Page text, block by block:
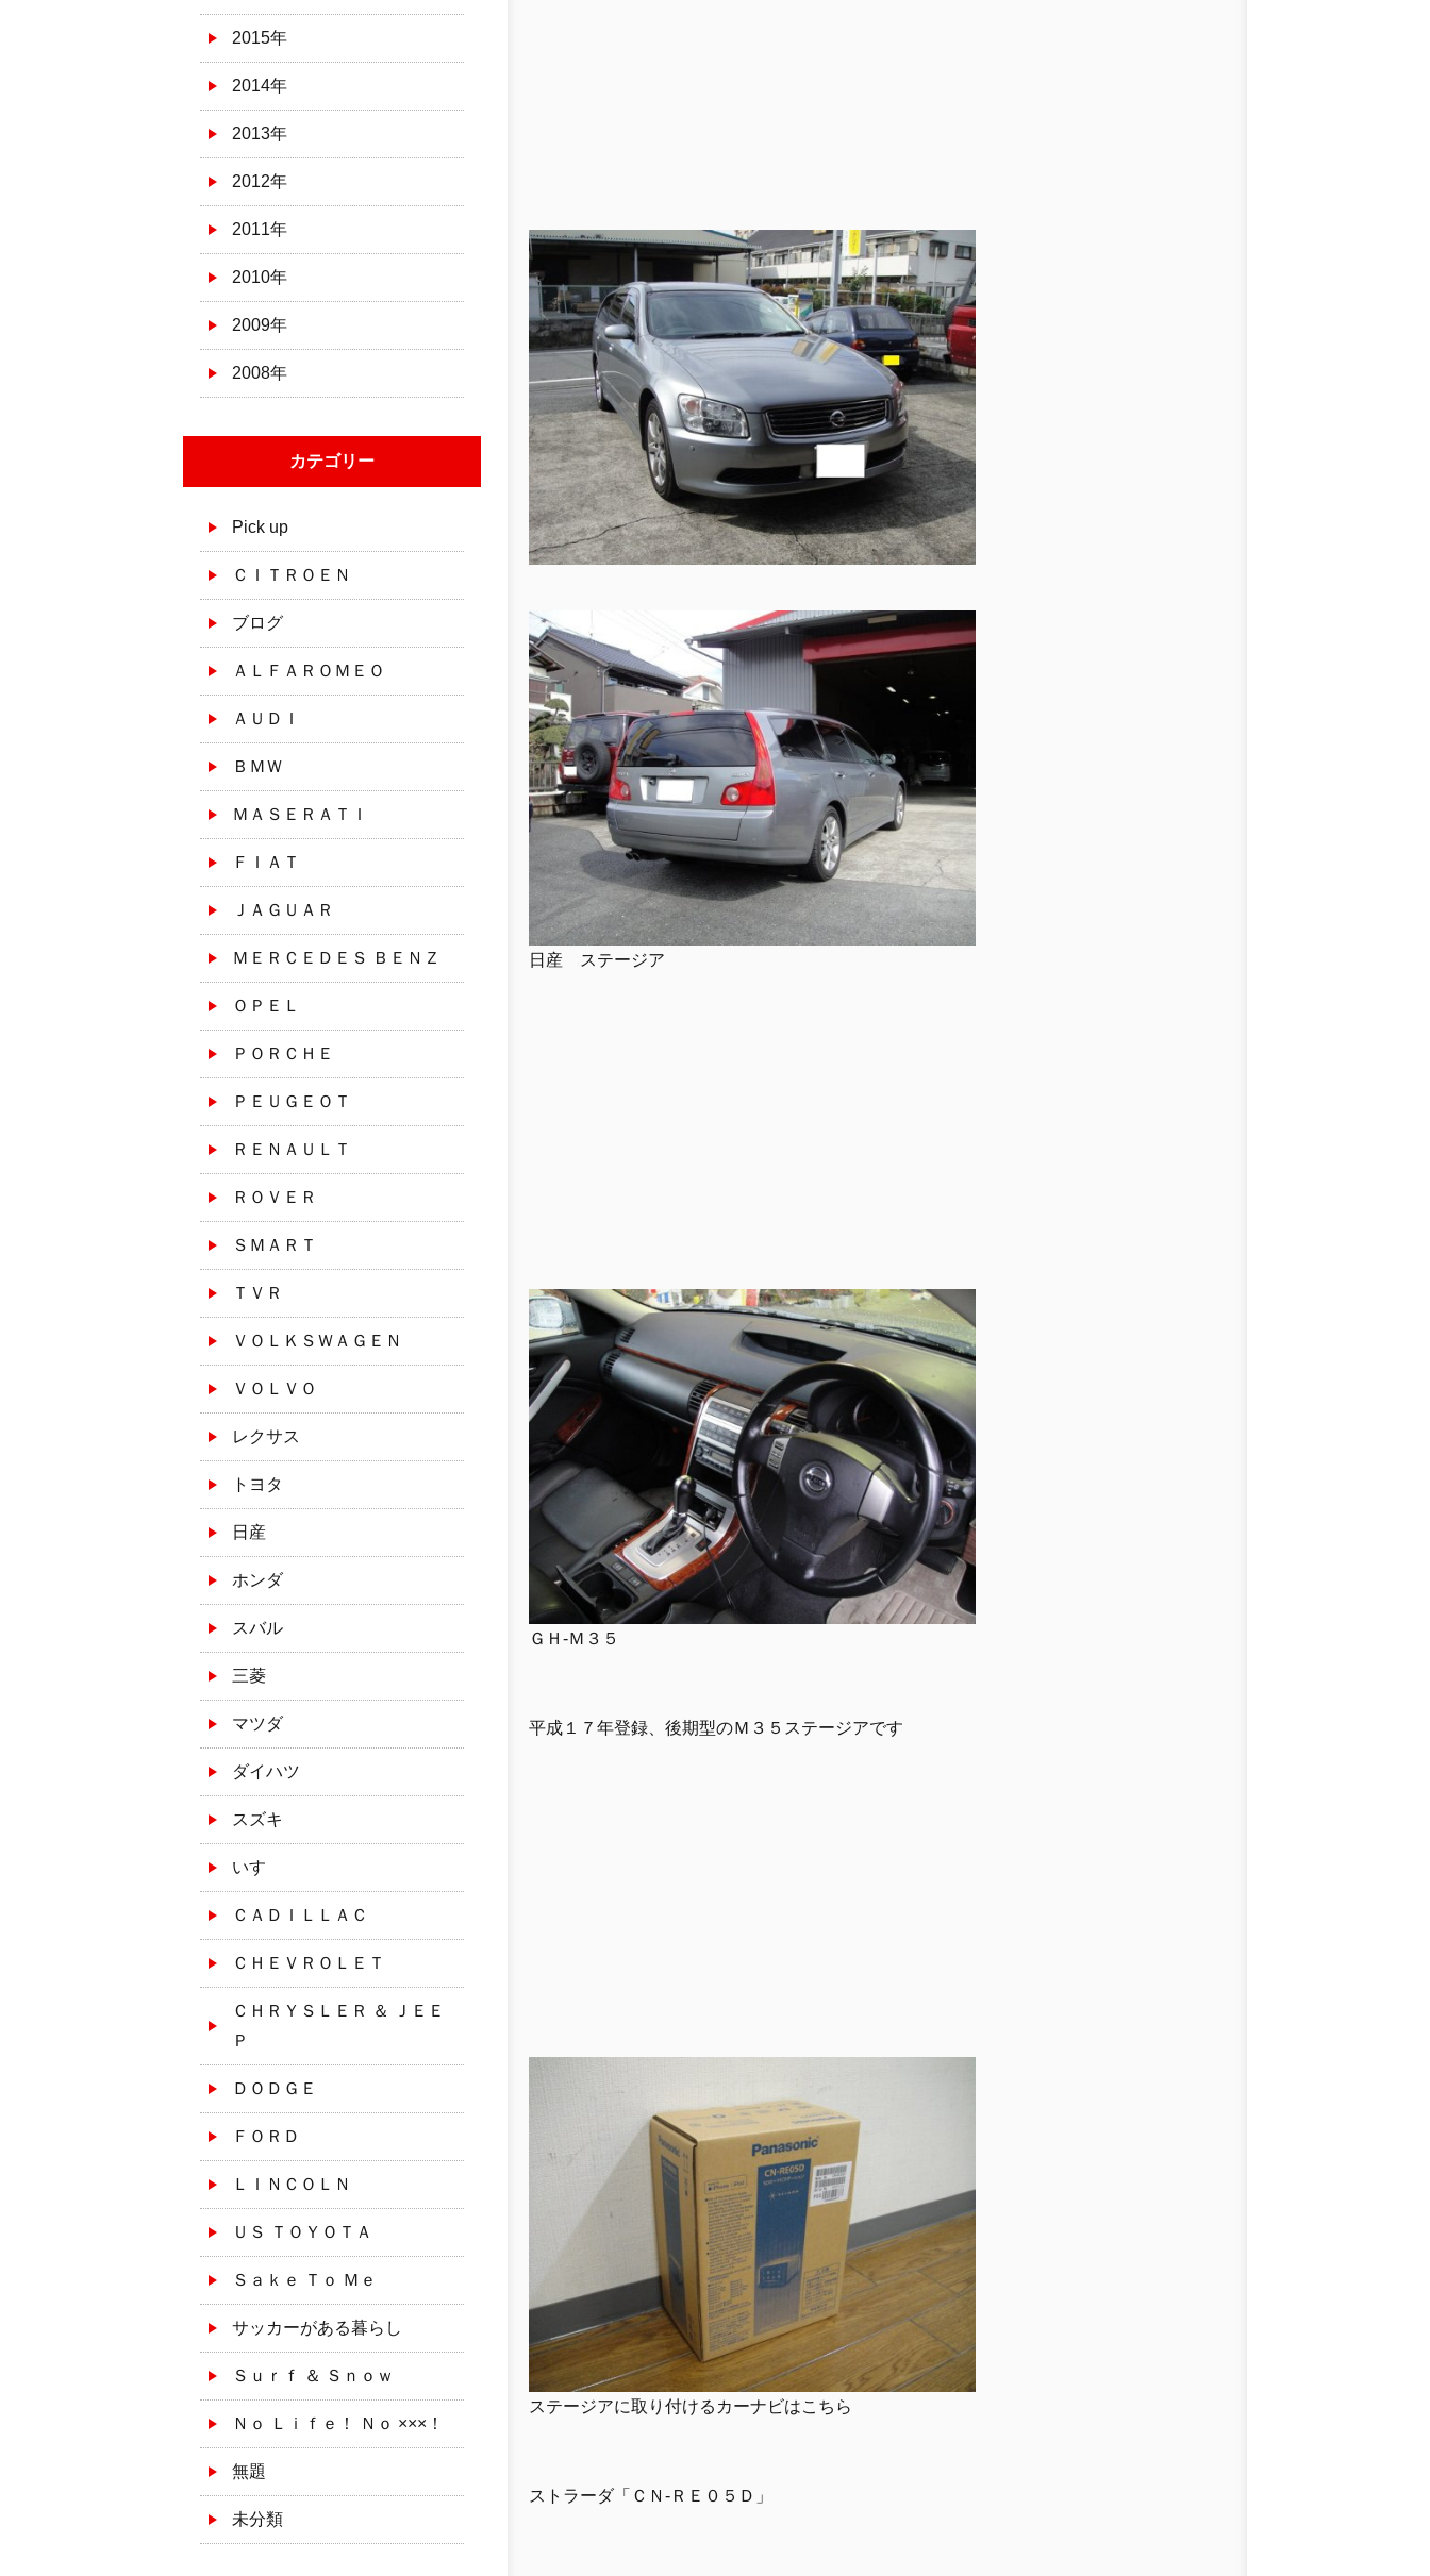
2015年
2014年
2013年
2012年
2011年
2010年
2009年
2008年
カテゴリー
Pick up
ＣＩＴＲＯＥＮ
ブログ
ＡＬＦＡＲＯＭＥＯ
ＡＵＤＩ
ＢＭＷ
ＭＡＳＥＲＡＴＩ
ＦＩＡＴ
ＪＡＧＵＡＲ
ＭＥＲＣＥＤＥＳ ＢＥＮＺ
ＯＰＥＬ
ＰＯＲＣＨＥ
ＰＥＵＧＥＯＴ
ＲＥＮＡＵＬＴ
ＲＯＶＥＲ
ＳＭＡＲＴ
ＴＶＲ
ＶＯＬＫＳＷＡＧＥＮ
ＶＯＬＶＯ
レクサス
トヨタ
日産
ホンダ
スバル
三菱
マツダ
ダイハツ
スズキ
いすゞ
ＣＡＤＩＬＬＡＣ
ＣＨＥＶＲＯＬＥＴ
ＣＨＲＹＳＬＥＲ ＆ ＪＥＥ
Ｐ
ＤＯＤＧＥ
ＦＯＲＤ
ＬＩＮＣＯＬＮ
ＵＳ ＴＯＹＯＴＡ
Ｓａｋｅ Ｔｏ Ｍｅ
サッカーがある暮らし
Ｓｕｒｆ ＆ Ｓｎｏｗ
Ｎｏ Ｌｉｆｅ！ Ｎｏ ×××！
無題
未分類
日産 ステージア
ＧＨ-Ｍ３５
平成１７年登録、後期型のＭ３５ステージアです
ステージアに取り付けるカーナビはこちら
ストラーダ「ＣＮ-ＲＥ０５Ｄ」